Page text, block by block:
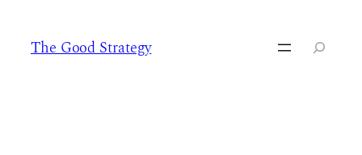
tartalomhoz
The Good Strategy Keresés